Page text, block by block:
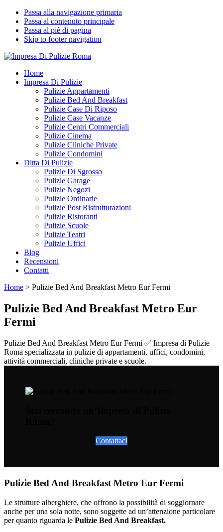
Passa alla navigazione primaria
Passa al contenuto principale
Passa al piè di pagina
Skip to footer navigation
Impresa Di Pulizie Roma
✅ Abitazioni e Attività Commerciali
Home
Impresa Di Pulizie
Pulizie Appartamenti
Pulizie Bed And Breakfast
Pulizie Case Di Riposo
Pulizie Case Vacanze
Pulizie Centri Commerciali
Pulizie Cinema
Pulizie Cliniche Private
Pulizie Condomini
Ditta Di Pulizie
Pulizie Di Sgrosso
Pulizie Garage
Pulizie Negozi
Pulizie Ordinarie
Pulizie Post Ristrutturazioni
Pulizie Ristoranti
Pulizie Scuole
Pulizie Teatri
Pulizie Uffici
Blog
Recensioni
Contatti
Home > Pulizie Bed And Breakfast Metro Eur Fermi
Pulizie Bed And Breakfast Metro Eur
Fermi
Pulizie Bed And Breakfast Metro Eur Fermi ✅ Impresa di Pulizie
Roma specializzata in pulizie di appartamenti, uffici, condomini,
attività commerciali, cliniche private e scuole.
Contattaci
Pulizie Bed And Breakfast Metro Eur Fermi
Le strutture alberghiere, che offrono la possibilità di soggiornare
anche per una sola notte, sono soggette ad un’attenzione particolare
per quanto riguarda le Pulizie Bed And Breakfast.